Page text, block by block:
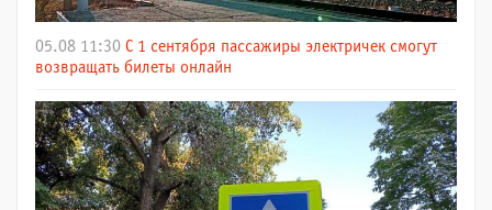
05.08 11:30 С 1 сентября пассажиры электричек смогут
возвращать билеты онлайн